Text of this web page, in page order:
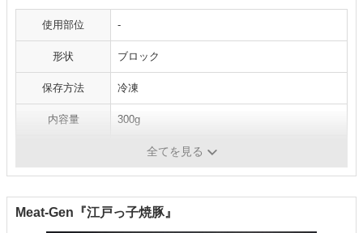
使用部位 -
形状 ブロック
保存方法 冷凍
内容量 300g
全てを見る
Meat-Gen『江戸っ子焼豚』